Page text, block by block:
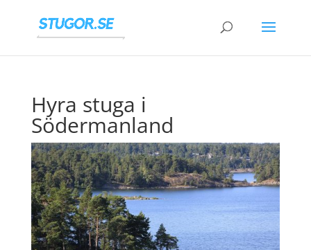
Hyra stuga i
Södermanland